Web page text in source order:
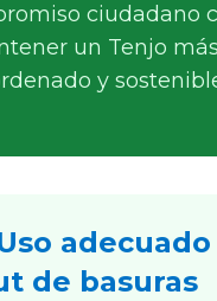
ciudadano
un Tenjo
y
adecuado
de basuras